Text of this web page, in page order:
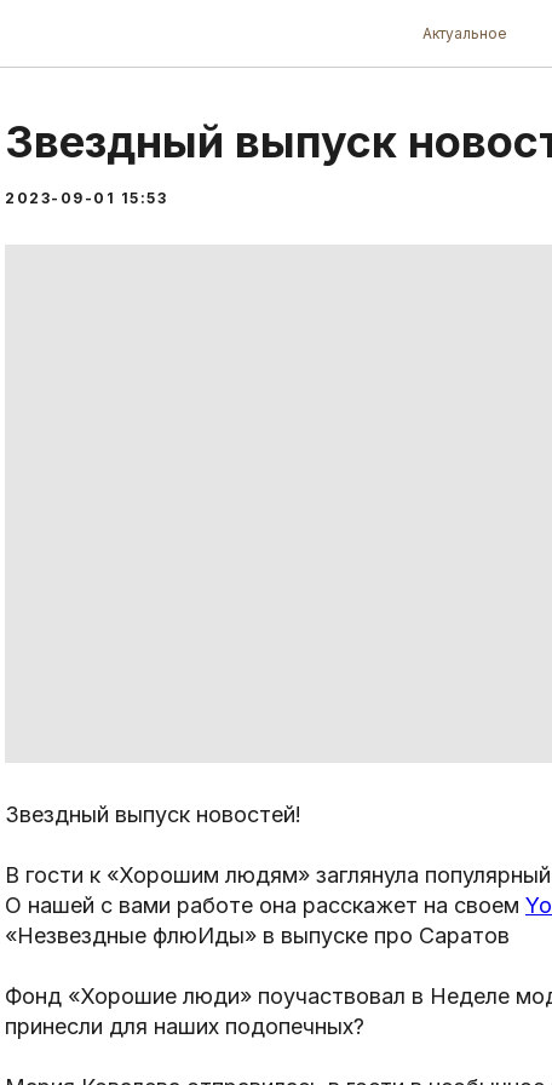
Актуальное
Звездный выпуск
2023-09-01 15:53
Звездный выпуск новостей!
В гости к «Хорошим людям» заглянула
О нашей с вами работе она расскажет на своем
«Незвездные флюИды» в выпуске про Саратов
Фонд «Хорошие люди» поучаствовал в Неделе
принесли для наших подопечных?